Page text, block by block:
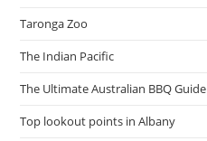
Taronga Zoo
The Indian Pacific
The Ultimate Australian BBQ Guide
Top lookout points in Albany